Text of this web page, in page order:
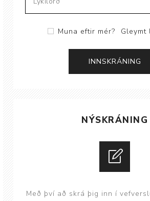
Muna eftir mér? Gleymt
NÝSKRÁNING
Með því að skrá þig inn í